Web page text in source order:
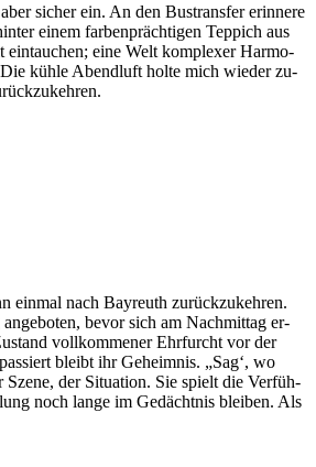
si­cher ein. An den Bus­trans­fer er­in­ne­re
ei­nem far­ben­präch­ti­gen Tep­pich aus
ein­tau­chen; eine Welt kom­ple­xer Har­mo­
Die küh­le Abend­luft hol­te mich wie­der zu­
ein­mal nach Bay­reuth zu­rück­zu­keh­ren.
an­ge­bo­ten, be­vor sich am Nach­mit­tag er­
voll­kom­me­ner Ehr­furcht vor der
bleibt ihr Ge­heim­nis. „Sag‘, wo
Sze­ne, der Si­tua­ti­on. Sie spielt die Ver­füh­
noch lan­ge im Ge­dächt­nis blei­ben. Als